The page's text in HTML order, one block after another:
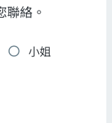
絡。
小姐